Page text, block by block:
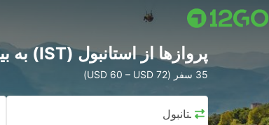
پرواز‌ها از استانبول (IST) به بینگول (BGG)
35 سفر (USD 60 – USD 72)
استانبول